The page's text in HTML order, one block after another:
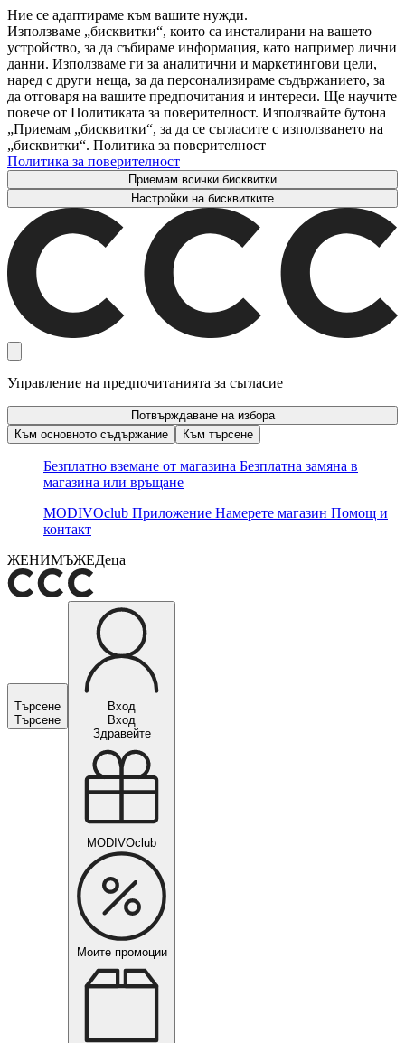
Ние се адаптираме към вашите нужди.
Използваме „бисквитки“, които са инсталирани на вашето
устройство, за да събираме информация, като например лични
данни. Използваме ги за аналитични и маркетингови цели,
наред с други неща, за да персонализираме съдържанието, за
да отговаря на вашите предпочитания и интереси. Ще научите
повече от Политиката за поверителност. Използвайте бутона
„Приемам „бисквитки“, за да се съгласите с използването на
„бисквитки“. Политика за поверителност
Политика за поверителност
Приемам всички бисквитки
Настройки на бисквитките
Управление на предпочитанията за съгласие
Потвърждаване на избора
Към основното съдържание
Към търсене
Безплатно вземане от магазина Безплатна замяна в
магазина или връщане
MODIVOclub Приложение Намерете магазин Помощ и
контакт
ЖЕНИМЪЖЕДеца
Търсене
Търсене
Вход
Вход
Здравейте
MODIVOclub
Моите промоции